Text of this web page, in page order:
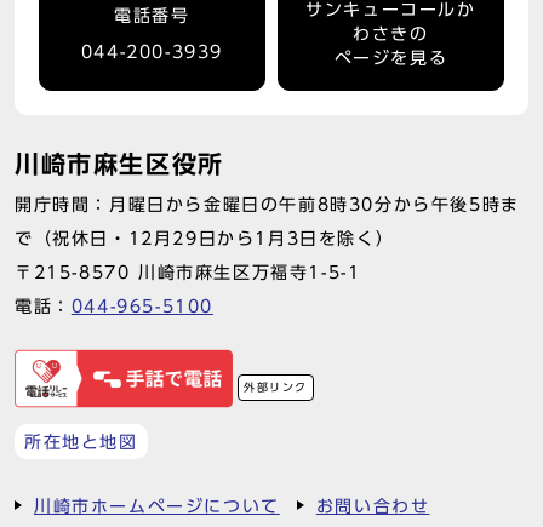
電話番号
044-200-3939
サンキューコールか
わさきの
ページを見る
川崎市麻生区役所
開庁時間：月曜日から金曜日の午前8時30分から午後5時ま
で（祝休日・12月29日から1月3日を除く）
〒215-8570 川崎市麻生区万福寺1-5-1
電話： 044-965-5100
外部リンク
所在地と地図
川崎市ホームページについて お問い合わせ